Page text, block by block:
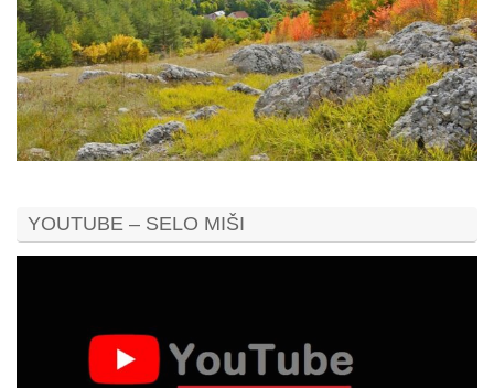
YOUTUBE – SELO MIŠI